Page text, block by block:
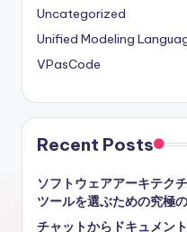
Uncategorized
Unified Modeling
VPasCode
Recent Posts
ソフトウェアアーキテク
ツールを選ぶための究極
チャットからドキュメン